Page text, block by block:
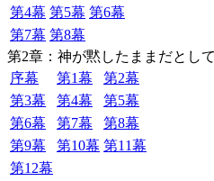
第4幕 第5幕 第6幕
第7幕 第8幕
第2章：神が黙したままだとし
序幕
第1幕
第2幕
第3幕
第4幕
第5幕
第6幕
第7幕
第8幕
第9幕
第10幕 第11幕
第12幕